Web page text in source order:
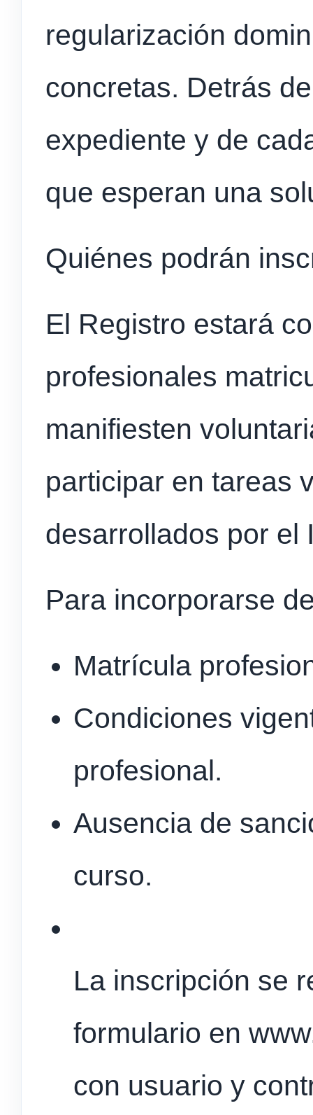
regularización
concretas. Detrás
expediente y de
que esperan una
Quiénes podrán
El Registro estará
profesionales
manifiesten
participar en tareas
desarrollados por el
Para incorporarse
Matrícula
Condiciones
profesional.
Ausencia de
curso.
La inscripción se
formulario en
con usuario y